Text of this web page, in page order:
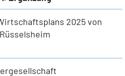
2025 von